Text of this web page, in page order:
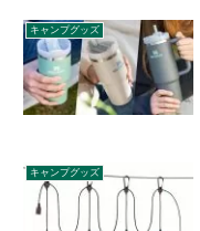
キャンプグッズ
キャンプグッズ